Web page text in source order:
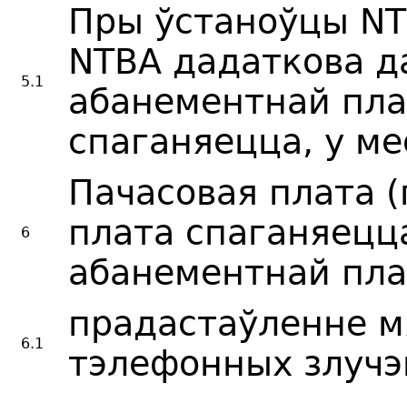
5.1
Пры ўстаноўцы
NTBA дадаткова
абанементнай
спаганяецца, у
6
Пачасовая плата
плата
абанементнай
6.1
прадастаўленне
тэлефонных